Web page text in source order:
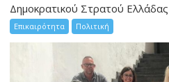
Δημοκρατικού Στρατού
Επικαιρότητα Πολιτική